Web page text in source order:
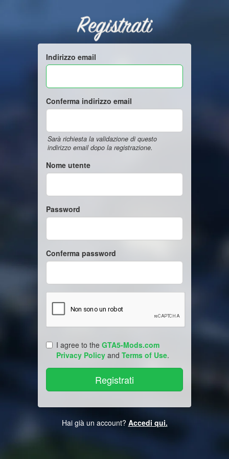
Registrati
Indirizzo email
Conferma indirizzo email
Sarà richiesta la validazione di questo
indirizzo email dopo la registrazione.
Nome utente
Password
Conferma password
I agree to the GTA5-Mods.com
Privacy Policy and Terms of Use.
Hai già un account? Accedi qui.